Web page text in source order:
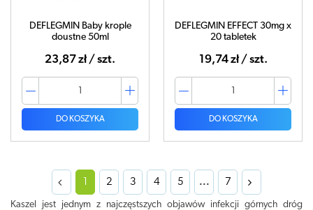
DEFLEGMIN Baby krople
doustne 50ml
23,87 zł / szt.
DO KOSZYKA
DEFLEGMIN EFFECT 30mg x
20 tabletek
19,74 zł / szt.
DO KOSZYKA
1 2 3 4 5 ... 7
Kaszel jest jednym z najczęstszych objawów infekcji górnych dróg